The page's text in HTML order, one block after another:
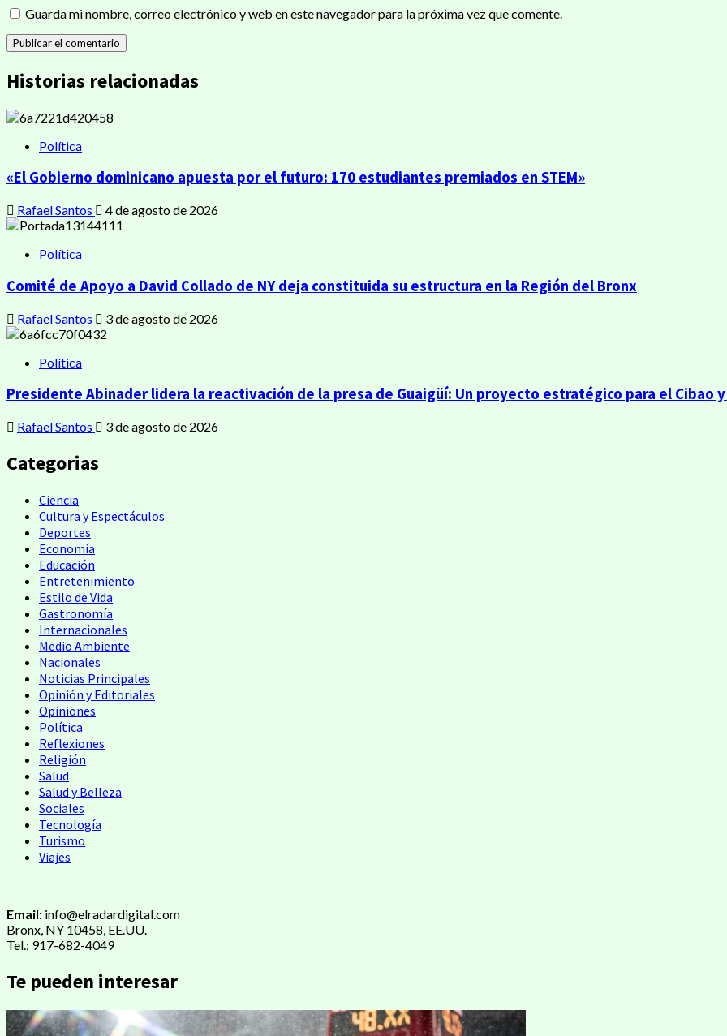
Guarda mi nombre, correo electrónico y web en este navegador para la próxima vez que comente.
Historias relacionadas
Política
«El Gobierno dominicano apuesta por el futuro: 170 estudiantes premiados en STEM»
Rafael Santos 4 de agosto de 2026
Política
Comité de Apoyo a David Collado de NY deja constituida su estructura en la Región del Bronx
Rafael Santos 3 de agosto de 2026
Política
Presidente Abinader lidera la reactivación de la presa de Guaigüí: Un proyecto estratégico para el Cibao
Rafael Santos 3 de agosto de 2026
Categorias
Ciencia
Cultura y Espectáculos
Deportes
Economía
Educación
Entretenimiento
Estilo de Vida
Gastronomía
Internacionales
Medio Ambiente
Nacionales
Noticias Principales
Opinión y Editoriales
Opiniones
Política
Reflexiones
Religión
Salud
Salud y Belleza
Sociales
Tecnología
Turismo
Viajes
Email: info@elradardigital.com
Bronx, NY 10458, EE.UU.
Tel.: 917-682-4049
Te pueden interesar